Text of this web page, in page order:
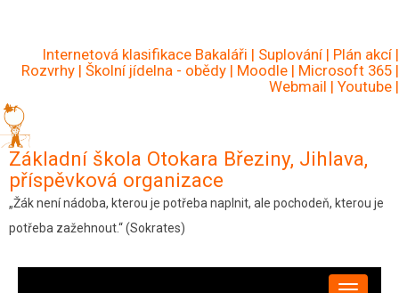
hlavnímuInternetová klasifikace Bakaláři | Suplování | Plán akcí |
Rozvrhy | Školní jídelna - obědy | Moodle | Microsoft 365 |
Webmail | Youtube |
Základní škola Otokara Březiny, Jihlava,
příspěvková organizace
„Žák není nádoba, kterou je potřeba naplnit, ale pochodeň, kterou je
potřeba zažehnout.“ (Sokrates)